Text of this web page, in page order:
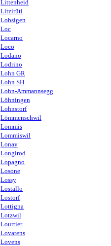
Littenheid
Litzirüti
Lobsigen
Loc
Locarno
Loco
Lodano
Lodrino
Lohn GR
Lohn SH
Lohn-Ammannsegg
Löhningen
Lohnstorf
Lömmenschwil
Lommis
Lommiswil
Lonay
Longirod
Lopagno
Losone
Lossy
Lostallo
Lostorf
Lottigna
Lotzwil
Lourtier
Lovatens
Lovens